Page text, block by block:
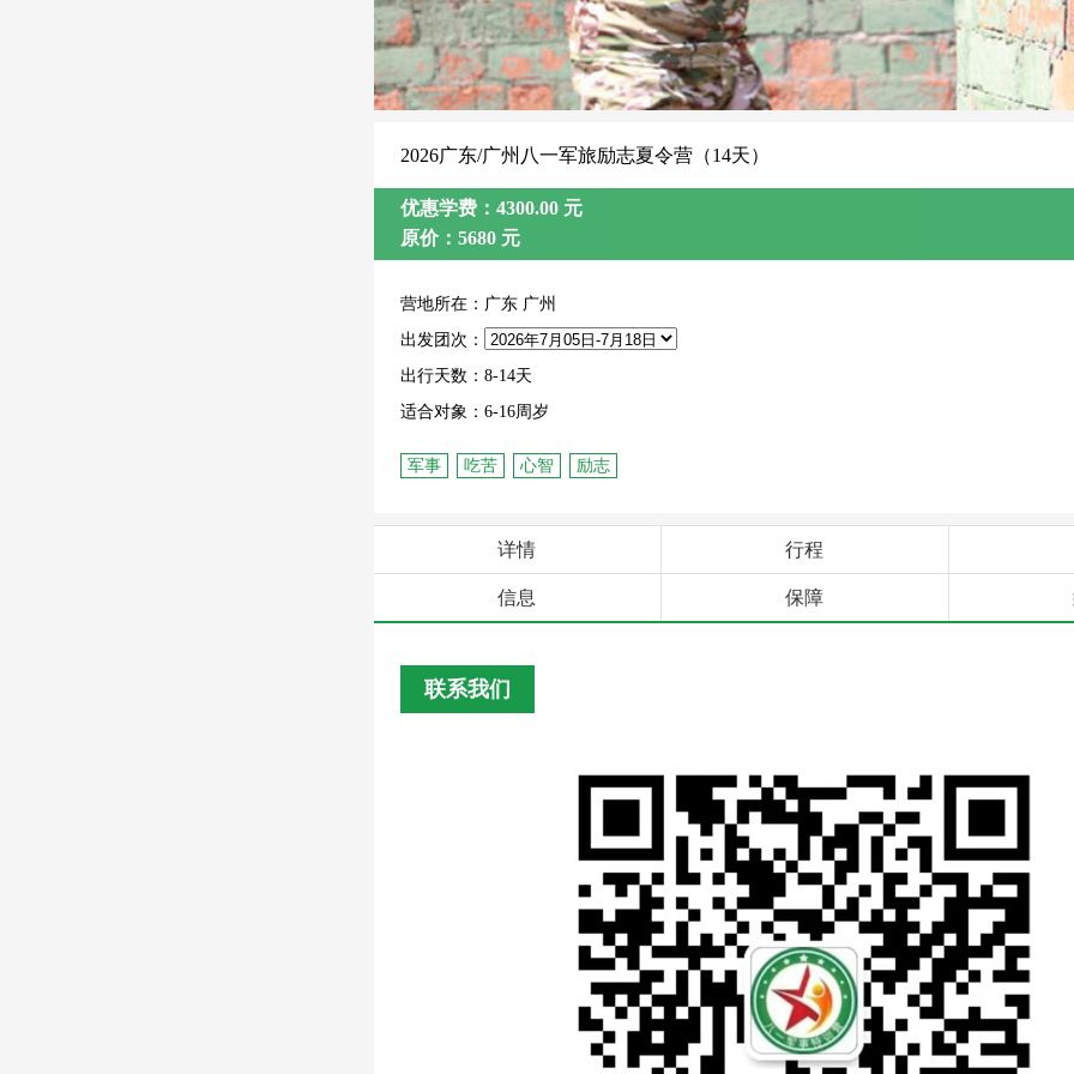
2026广东/广州八一军旅励志夏令营（14天）
优惠学费：4300.00 元
原价：5680 元
营地所在：广东 广州
出发团次：
出行天数：8-14天
适合对象：6-16周岁
军事 吃苦 心智 励志
详情 行程
信息 保障
联系我们